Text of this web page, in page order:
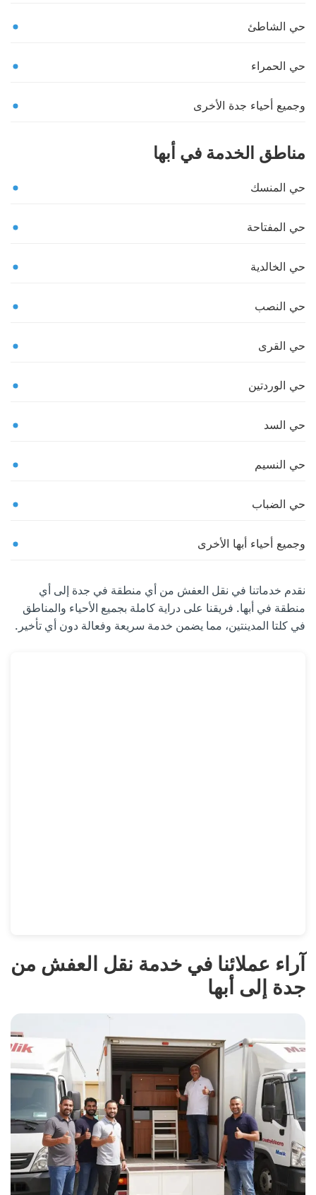
حي الشاطئ
حي الحمراء
وجميع أحياء جدة الأخرى
مناطق الخدمة في أبها
حي المنسك
حي المفتاحة
حي الخالدية
حي النصب
حي القرى
حي الوردتين
حي السد
حي النسيم
حي الضباب
وجميع أحياء أبها الأخرى
نقدم خدماتنا في نقل العفش من أي منطقة في جدة إلى أي
منطقة في أبها. فريقنا على دراية كاملة بجميع الأحياء والمناطق
في كلتا المدينتين، مما يضمن خدمة سريعة وفعالة دون أي تأخير.
آراء عملائنا في خدمة نقل العفش من
جدة إلى أبها